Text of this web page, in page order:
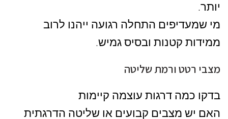
יותר.
מי שמעדיפים התחלה רגועה ייהנו לרוב
ממידות קטנות ובסיס גמיש.
מצבי רטט ורמת שליטה
בדקו כמה דרגות עוצמה קיימות
האם יש מצבים קבועים או שליטה הדרגתית